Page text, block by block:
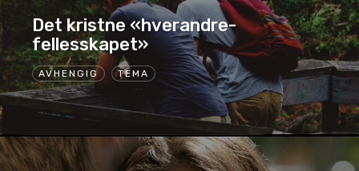
AVHENGIG TEMA
Det kristne «hverandre-
fellesskapet»